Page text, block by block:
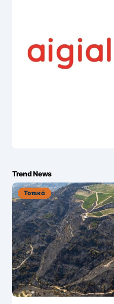
Trend News
Τοπικά